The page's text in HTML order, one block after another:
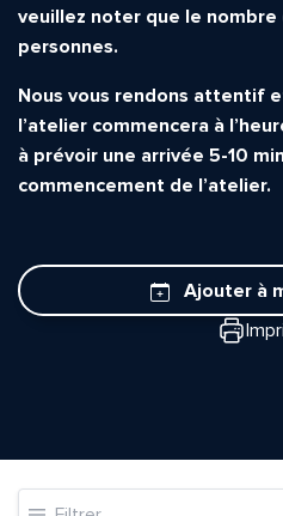
veuillez noter que le
personnes.
Nous vous rendons attentif
l’atelier commencera à
à prévoir une arrivée 5-10
commencement de l’atelier.
Ajouter à